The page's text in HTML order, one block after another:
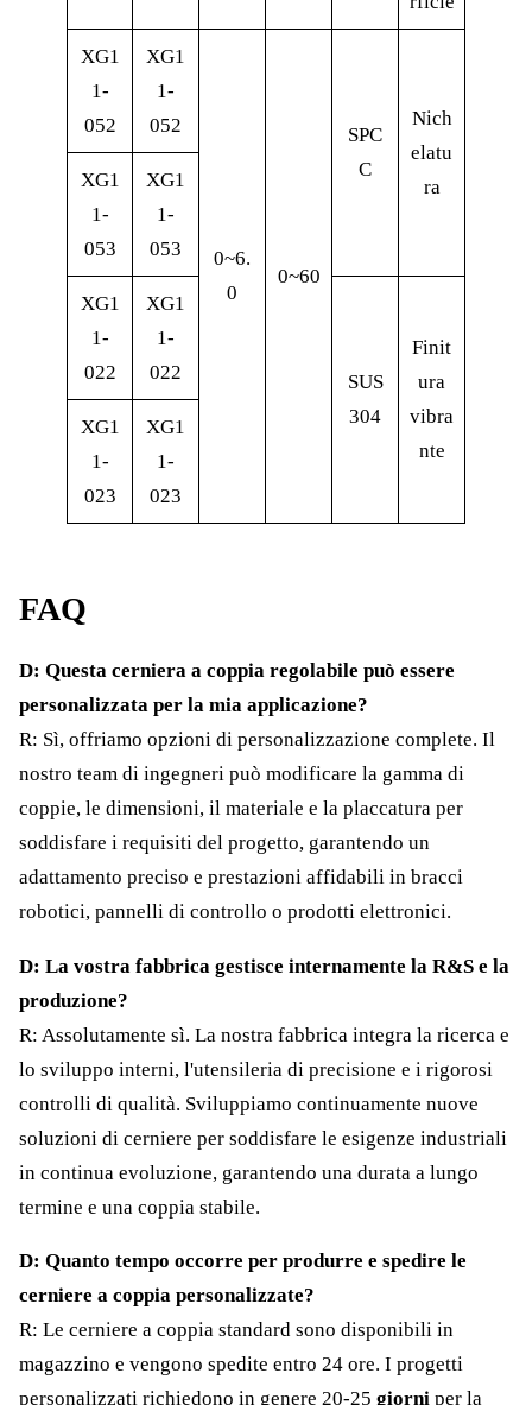
XG1
1-
052
XG1
1-
052
0~6.
0
0~60
SPC
C
Nich
elatu
ra
XG1
1-
053
XG1
1-
053
XG1
1-
022
XG1
1-
022
SUS
304
Finit
ura
vibra
nte
XG1
1-
023
XG1
1-
023
FAQ
D: Questa cerniera a coppia regolabile può essere
personalizzata per la mia applicazione?
R: Sì, offriamo opzioni di personalizzazione complete. Il
nostro team di ingegneri può modificare la gamma di
coppie, le dimensioni, il materiale e la placcatura per
soddisfare i requisiti del progetto, garantendo un
adattamento preciso e prestazioni affidabili in bracci
robotici, pannelli di controllo o prodotti elettronici.
D: La vostra fabbrica gestisce internamente la R&S e la
produzione?
R: Assolutamente sì. La nostra fabbrica integra la ricerca e
lo sviluppo interni, l'utensileria di precisione e i rigorosi
controlli di qualità. Sviluppiamo continuamente nuove
soluzioni di cerniere per soddisfare le esigenze industriali
in continua evoluzione, garantendo una durata a lungo
termine e una coppia stabile.
D: Quanto tempo occorre per produrre e spedire le
cerniere a coppia personalizzate?
R: Le cerniere a coppia standard sono disponibili in
magazzino e vengono spedite entro 24 ore. I progetti
personalizzati richiedono in genere 20-25 giorni per la